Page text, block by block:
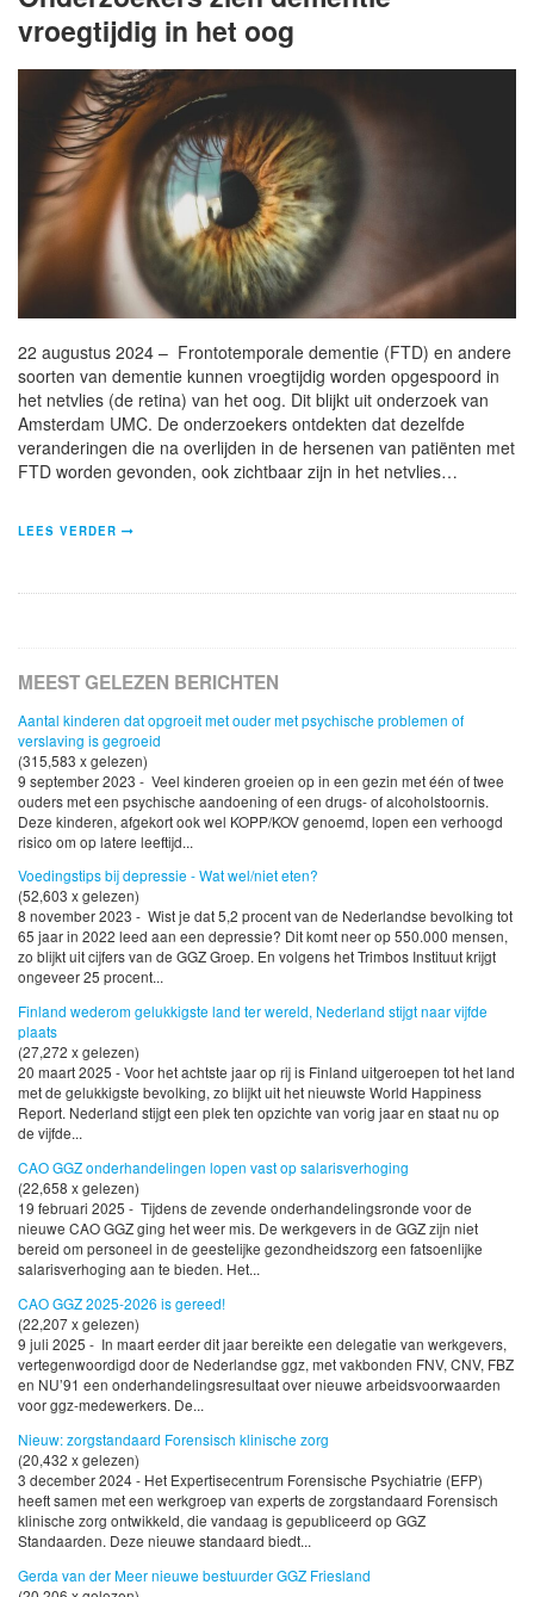
vroegtijdig in het oog
22 augustus 2024 – Frontotemporale dementie (FTD) en andere
soorten van dementie kunnen vroegtijdig worden opgespoord in
het netvlies (de retina) van het oog. Dit blijkt uit onderzoek van
Amsterdam UMC. De onderzoekers ontdekten dat dezelfde
veranderingen die na overlijden in de hersenen van patiënten met
FTD worden gevonden, ook zichtbaar zijn in het netvlies…
LEES VERDER
MEEST GELEZEN BERICHTEN
Aantal kinderen dat opgroeit met ouder met psychische problemen of
verslaving is gegroeid
(315,583 x gelezen)
9 september 2023 - Veel kinderen groeien op in een gezin met één of twee
ouders met een psychische aandoening of een drugs- of alcoholstoornis.
Deze kinderen, afgekort ook wel KOPP/KOV genoemd, lopen een verhoogd
risico om op latere leeftijd...
Voedingstips bij depressie - Wat wel/niet eten?
(52,603 x gelezen)
8 november 2023 - Wist je dat 5,2 procent van de Nederlandse bevolking tot
65 jaar in 2022 leed aan een depressie? Dit komt neer op 550.000 mensen,
zo blijkt uit cijfers van de GGZ Groep. En volgens het Trimbos Instituut krijgt
ongeveer 25 procent...
Finland wederom gelukkigste land ter wereld, Nederland stijgt naar vijfde
plaats
(27,272 x gelezen)
20 maart 2025 - Voor het achtste jaar op rij is Finland uitgeroepen tot het land
met de gelukkigste bevolking, zo blijkt uit het nieuwste World Happiness
Report. Nederland stijgt een plek ten opzichte van vorig jaar en staat nu op
de vijfde...
CAO GGZ onderhandelingen lopen vast op salarisverhoging
(22,658 x gelezen)
19 februari 2025 - Tijdens de zevende onderhandelingsronde voor de
nieuwe CAO GGZ ging het weer mis. De werkgevers in de GGZ zijn niet
bereid om personeel in de geestelijke gezondheidszorg een fatsoenlijke
salarisverhoging aan te bieden. Het...
CAO GGZ 2025-2026 is gereed!
(22,207 x gelezen)
9 juli 2025 - In maart eerder dit jaar bereikte een delegatie van werkgevers,
vertegenwoordigd door de Nederlandse ggz, met vakbonden FNV, CNV, FBZ
en NU’91 een onderhandelingsresultaat over nieuwe arbeidsvoorwaarden
voor ggz-medewerkers. De...
Nieuw: zorgstandaard Forensisch klinische zorg
(20,432 x gelezen)
3 december 2024 - Het Expertisecentrum Forensische Psychiatrie (EFP)
heeft samen met een werkgroep van experts de zorgstandaard Forensisch
klinische zorg ontwikkeld, die vandaag is gepubliceerd op GGZ
Standaarden. Deze nieuwe standaard biedt...
Gerda van der Meer nieuwe bestuurder GGZ Friesland